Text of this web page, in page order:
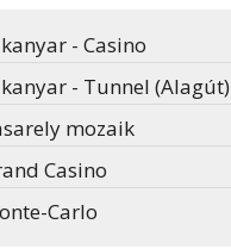
- Casino
- Tunnel (Alagút)
mozaik
Casino
Carlo